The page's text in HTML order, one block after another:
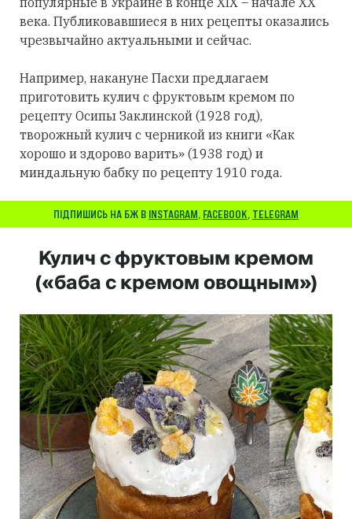
века. Публиковавшиеся в них рецепты оказались
чрезвычайно актуальными и сейчас.
Например, накануне Пасхи предлагаем
приготовить кулич с фруктовым кремом по
рецепту Осипы Заклинской (1928 год),
творожный кулич с черникой из книги «Как
хорошо и здорово варить» (1938 год) и
миндальную бабку по рецепту 1910 года.
ПІДПИШИСЬ НА БЖ В INSTAGRAM, FACEBOOK, TELEGRAM
Кулич с фруктовым кремом
(«баба с кремом овощным»)